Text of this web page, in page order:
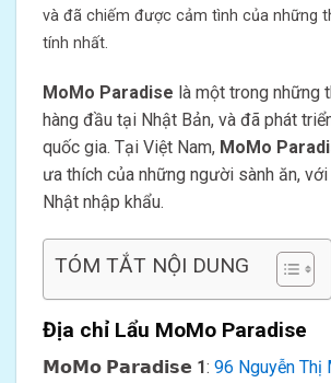
và đã chiếm được cảm tình của những
tính nhất.
MoMo Paradise là một trong những
hàng đầu tại Nhật Bản, và đã phát
quốc gia. Tại Việt Nam, MoMo
ưa thích của những người sành ăn,
Nhật nhập khẩu.
TÓM TẮT NỘI DUNG
Địa chỉ Lẩu MoMo Paradise
𝗠𝗼𝗠𝗼 𝗣𝗮𝗿𝗮𝗱𝗶𝘀𝗲 1: 96 Nguyễn Thị